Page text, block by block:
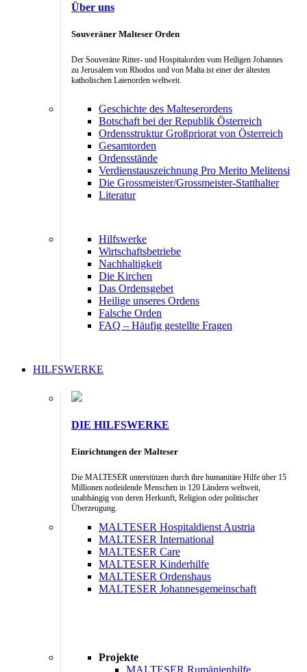
Über uns
Souveräner Malteser Orden
Der Souveräne Ritter- und Hospitalorden vom Heiligen Johannes
zu Jerusalem von Rhodos und von Malta ist einer der ältesten
katholischen Laienorden weltweit.
Geschichte des Malteserordens
Botschaft bei der Republik Österreich
Ordensstruktur Großpriorat von Österreich
Gesamtorden
Ordensstände
Verdienstauszeichnung Pro Merito Melitensi
Die Grossmeister/Grossmeister-Statthalter
Literatur
Hilfswerke
Wirtschaftsbetriebe
Nachhaltigkeit
Die Kirchen
Das Ordensgebet
Heilige unseres Ordens
Falsche Orden
FAQ – Häufig gestellte Fragen
HILFSWERKE
DIE HILFSWERKE
Einrichtungen der Malteser
Die MALTESER unterstützen durch ihre humanitäre Hilfe über 15
Millionen notleidende Menschen in 120 Ländern weltweit,
unabhängig von deren Herkunft, Religion oder politischer
Überzeugung.
MALTESER Hospitaldienst Austria
MALTESER International
MALTESER Care
MALTESER Kinderhilfe
MALTESER Ordenshaus
MALTESER Johannesgemeinschaft
Projekte
MALTESER Rumänienhilfe